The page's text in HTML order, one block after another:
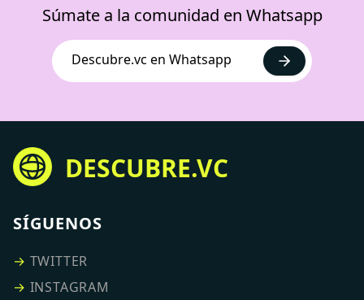
Súmate a la comunidad en Whatsapp
Descubre.vc en Whatsapp
DESCUBRE.VC
SÍGUENOS
→ TWITTER
→ INSTAGRAM